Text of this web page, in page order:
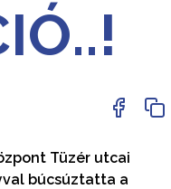
Tüzér utcai
búcsúztatta a